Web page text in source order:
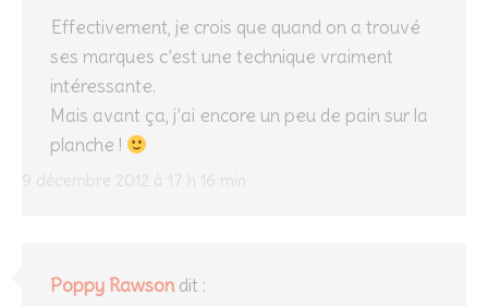
9 décembre 2012 à 17 h 16 min
Effectivement, je crois que quand on a trouvé
ses marques c’est une technique vraiment
intéressante.
Mais avant ça, j’ai encore un peu de pain sur la
planche !
Poppy Rawson dit :